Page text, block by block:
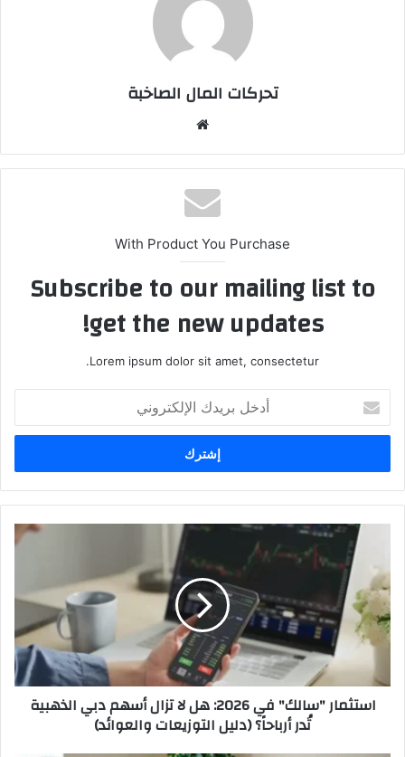
تحركات المال الصاخبة
With Product You Purchase
Subscribe to our mailing list to
get the new updates!
Lorem ipsum dolor sit amet, consectetur.
بريدك
الإلكتروني
استثمار
"سالك"
في
2026:
هل
لا
تزال
دبي
الذهبية
استثمار "سالك" في 2026: هل لا تزال أسهم دبي الذهبية
تُدر أرباحاً؟ (دليل التوزيعات والعوائد)